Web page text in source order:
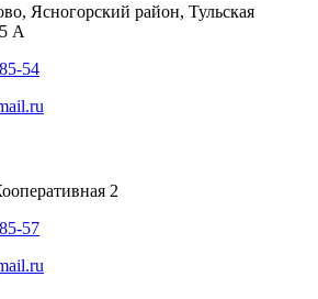
Ясногорский район, Тульская
А
54
2
57